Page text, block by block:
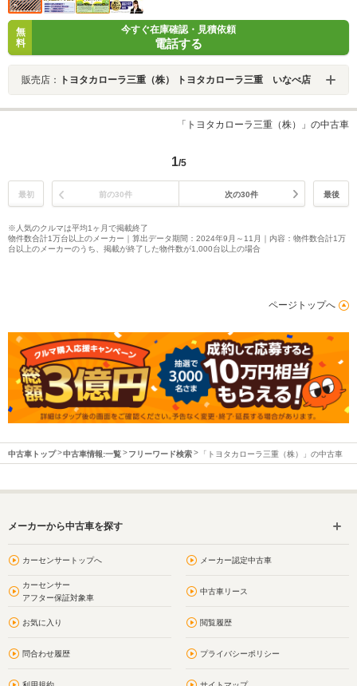
無
料
今すぐ在庫確認・見積依頼
電話する
販売店： トヨタカローラ三重（株） トヨタカローラ三重 いなべ店
「トヨタカローラ三重（株）」の中古車
1/5
最初 前の30件 次の30件 最後
※人気のクルマは平均1ヶ月で掲載終了
物件数合計1万台以上のメーカー｜算出データ期間：2024年9月～11月｜内容：物件数合計1万
台以上のメーカーのうち、掲載が終了した物件数が1,000台以上の場合
ページトップへ
中古車トップ 中古車情報:一覧 フリーワード検索 「トヨタカローラ三重（株）」の中古車
メーカーから中古車を探す
カーセンサートップへ メーカー認定中古車
カーセンサー
アフター保証対象車
中古車リース
お気に入り 閲覧履歴
問合わせ履歴 プライバシーポリシー